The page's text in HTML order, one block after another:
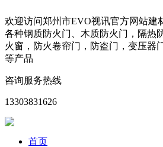
欢迎访问郑州市EVO视讯官方网站建
各种钢质防火门、木质防火门，隔热
火窗，防火卷帘门，防盗门，变压器
等产品
咨询服务热线
13303831626
首页